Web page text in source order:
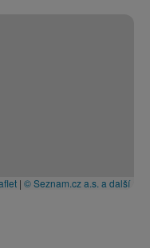
| © Seznam.cz a.s. a další